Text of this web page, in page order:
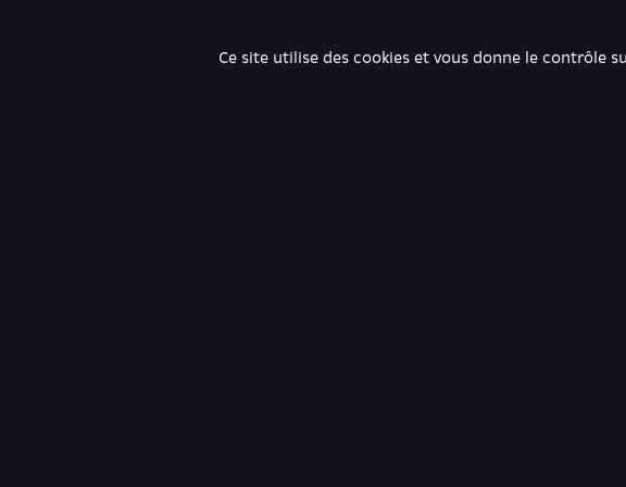
Ce site utilise des cookies et vous donne le contrôle